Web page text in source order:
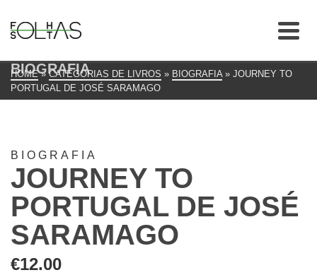
BIOGRAFIA
HOME » CATEGORIAS DE LIVROS » BIOGRAFIA » JOURNEY TO
PORTUGAL DE JOSÉ SARAMAGO
BIOGRAFIA
JOURNEY TO
PORTUGAL DE JOSÉ
SARAMAGO
€12.00